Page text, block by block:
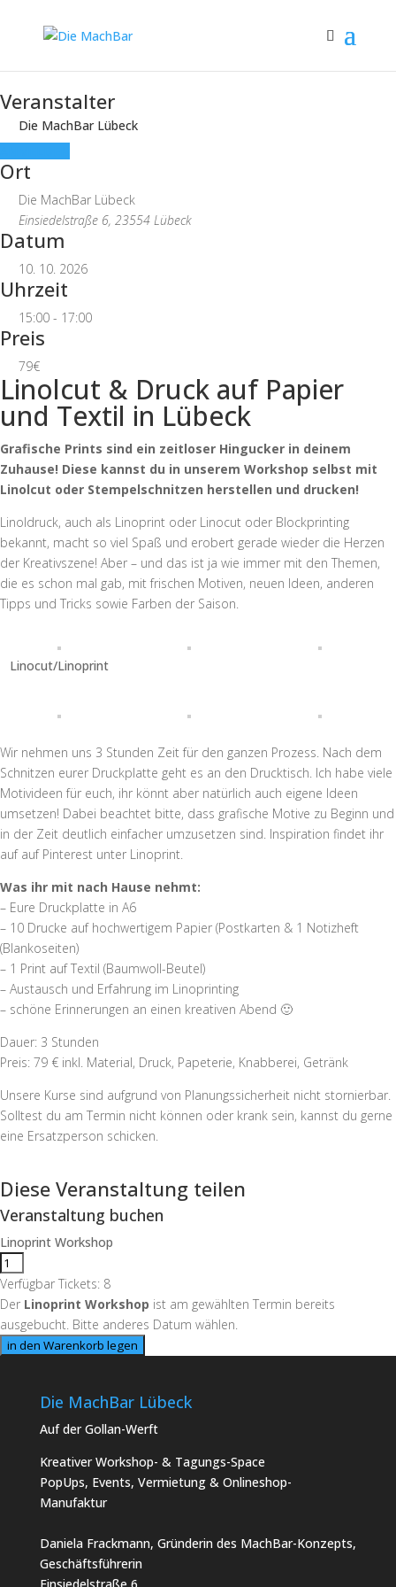
Veranstalter
Die MachBar Lübeck
Ort
Die MachBar Lübeck
Einsiedelstraße 6, 23554 Lübeck
Datum
10. 10. 2026
Uhrzeit
15:00 - 17:00
Preis
79€
Linolcut & Druck auf Papier
und Textil in Lübeck
Grafische Prints sind ein zeitloser Hingucker in deinem
Zuhause! Diese kannst du in unserem Workshop selbst mit
Linolcut oder Stempelschnitzen herstellen und drucken!
Linoldruck, auch als Linoprint oder Linocut oder Blockprinting
bekannt, macht so viel Spaß und erobert gerade wieder die Herzen
der Kreativszene! Aber – und das ist ja wie immer mit den Themen,
die es schon mal gab, mit frischen Motiven, neuen Ideen, anderen
Tipps und Tricks sowie Farben der Saison.
Linocut/Linoprint
Wir nehmen uns 3 Stunden Zeit für den ganzen Prozess. Nach dem
Schnitzen eurer Druckplatte geht es an den Drucktisch. Ich habe viele
Motivideen für euch, ihr könnt aber natürlich auch eigene Ideen
umsetzen! Dabei beachtet bitte, dass grafische Motive zu Beginn und
in der Zeit deutlich einfacher umzusetzen sind. Inspiration findet ihr
auf auf Pinterest unter Linoprint.
Was ihr mit nach Hause nehmt:
– Eure Druckplatte in A6
– 10 Drucke auf hochwertigem Papier (Postkarten & 1 Notizheft
(Blankoseiten)
– 1 Print auf Textil (Baumwoll-Beutel)
– Austausch und Erfahrung im Linoprinting
– schöne Erinnerungen an einen kreativen Abend 🙂
Dauer: 3 Stunden
Preis: 79 € inkl. Material, Druck, Papeterie, Knabberei, Getränk
Unsere Kurse sind aufgrund von Planungssicherheit nicht stornierbar.
Solltest du am Termin nicht können oder krank sein, kannst du gerne
eine Ersatzperson schicken.
Diese Veranstaltung teilen
Veranstaltung buchen
Linoprint Workshop
Verfügbar Tickets: 8
Der Linoprint Workshop ist am gewählten Termin bereits
ausgebucht. Bitte anderes Datum wählen.
in den Warenkorb legen
Die MachBar Lübeck
Auf der Gollan-Werft
Kreativer Workshop- & Tagungs-Space
PopUps, Events, Vermietung & Onlineshop-
Manufaktur
Daniela Frackmann, Gründerin des MachBar-Konzepts,
Geschäftsführerin